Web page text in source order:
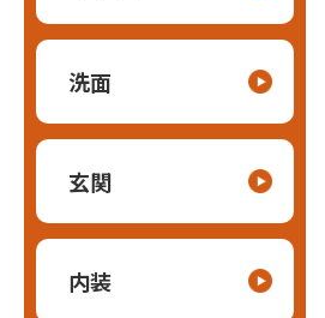
洗面
玄関
内装